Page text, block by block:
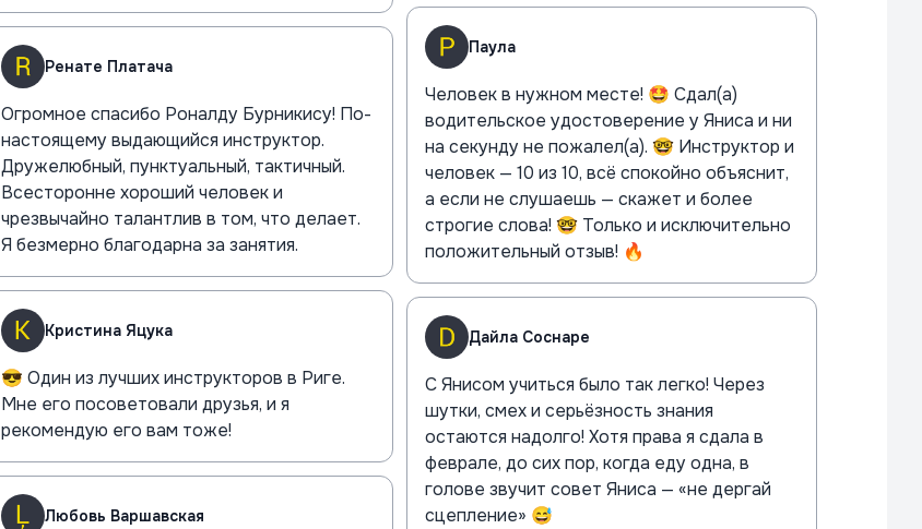
Ренате Платача
Огромное спасибо Роналду Бурникису! По-
настоящему выдающийся инструктор.
Дружелюбный, пунктуальный, тактичный.
Всесторонне хороший человек и
чрезвычайно талантлив в том, что делает.
Я безмерно благодарна за занятия.
Кристина Яцука
😎 Один из лучших инструкторов в Риге.
Мне его посоветовали друзья, и я
рекомендую его вам тоже!
Любовь Варшавская
Паула
Человек в нужном месте! 🤩 Сдал(а)
водительское удостоверение у Яниса и ни
на секунду не пожалел(а). 🤓 Инструктор и
человек — 10 из 10, всё спокойно объяснит,
а если не слушаешь — скажет и более
строгие слова! 🤓 Только и исключительно
положительный отзыв! 🔥
Дайла Соснaре
С Янисом учиться было так легко! Через
шутки, смех и серьёзность знания
остаются надолго! Хотя права я сдала в
феврале, до сих пор, когда еду одна, в
голове звучит совет Яниса — «не дергай
сцепление» 😅